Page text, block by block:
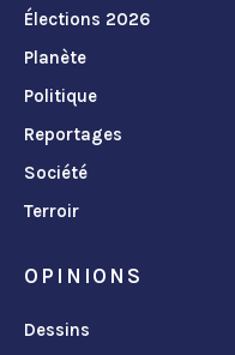
Élections 2026
Planète
Politique
Reportages
Société
Terroir
OPINIONS
Dessins